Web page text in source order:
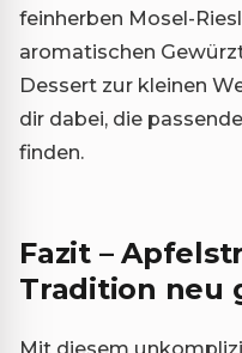
feinherben Mosel-
aromatischen
Dessert zur kleinen
dir dabei, die
finden.
Fazit –
Tradition neu
Mit diesem